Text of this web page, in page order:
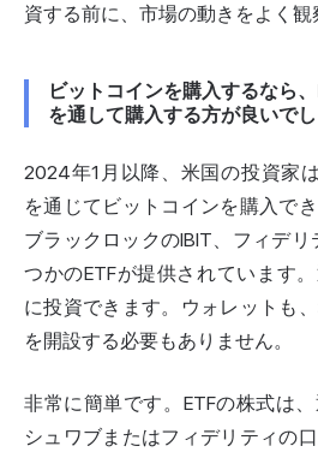
資する前に、市場の動きをよく観
ビットコインを購入するなら
を通して購入する方が良いで
2024年1月以降、米国の投資家
を通じてビットコインを購入で
ブラックロックのIBIT、フィデリ
つかのETFが提供されています
に投資できます。ウォレットも
を開設する必要もありません。
非常に簡単です。ETFの株式は
シュワブまたはフィデリティの